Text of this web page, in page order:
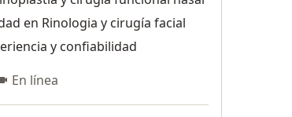
en Rinologia y cirugía facial
y confiabilidad
En línea